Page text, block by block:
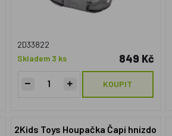
2D33822
Skladem 3 ks
849 Kč
KOUPIT
2Kids Toys Houpačka Čapí hnízdo